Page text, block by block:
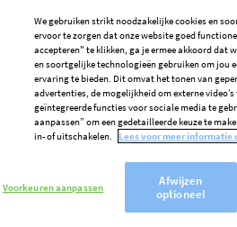
Rundsfilet met peperroomsaus
We gebruiken strikt noodzakelijke cookies en
ervoor te zorgen dat onze website goed
accepteren" te klikken, ga je ermee akkoord dat
en soortgelijke technologieën gebruiken om jou
ervaring te bieden. Dit omvat het tonen van
advertenties, de mogelijkheid om externe
geïntegreerde functies voor sociale media te
aanpassen” om een gedetailleerde keuze te
in- of uitschakelen.
Lees voor meer
Voorkeuren aanpassen
Afwijzen
optioneel